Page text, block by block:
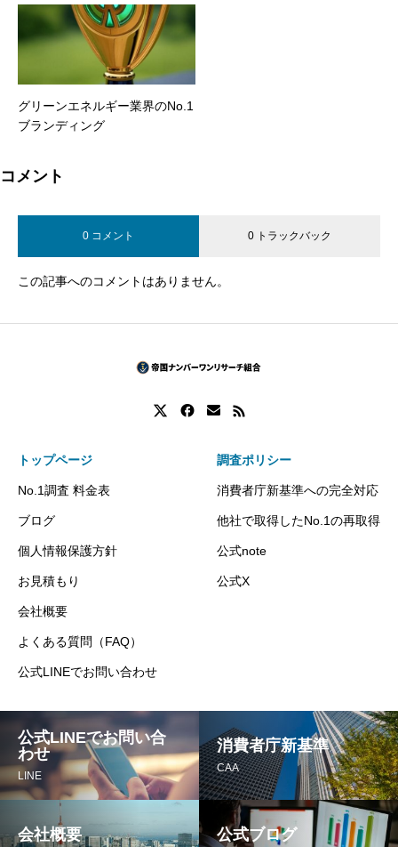
グリーンエネルギー業界のNo.1
ブランディング
コメント
0 コメント 0 トラックバック
この記事へのコメントはありません。
トップページ
No.1調査 料金表
ブログ
個人情報保護方針
お見積もり
会社概要
よくある質問（FAQ）
公式LINEでお問い合わせ
調査ポリシー
消費者庁新基準への完全対応
他社で取得したNo.1の再取得
公式note
公式X
公式LINEでお問い合
わせ
LINE
消費者庁新基準
CAA
会社概要 公式ブログ